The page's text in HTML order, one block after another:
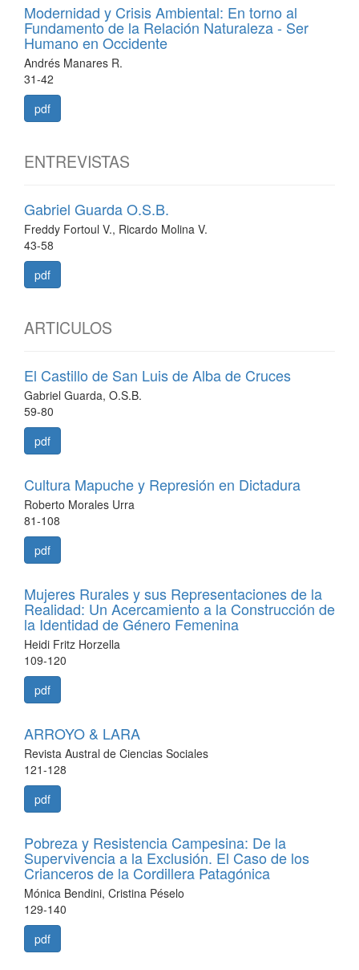
Modernidad y Crisis Ambiental: En torno al
Fundamento de la Relación Naturaleza - Ser
Humano en Occidente
Andrés Manares R.
31-42
pdf
ENTREVISTAS
Gabriel Guarda O.S.B.
Freddy Fortoul V., Ricardo Molina V.
43-58
pdf
ARTICULOS
El Castillo de San Luis de Alba de Cruces
Gabriel Guarda, O.S.B.
59-80
pdf
Cultura Mapuche y Represión en Dictadura
Roberto Morales Urra
81-108
pdf
Mujeres Rurales y sus Representaciones de la
Realidad: Un Acercamiento a la Construcción de
la Identidad de Género Femenina
Heidi Fritz Horzella
109-120
pdf
ARROYO & LARA
Revista Austral de Ciencias Sociales
121-128
pdf
Pobreza y Resistencia Campesina: De la
Supervivencia a la Exclusión. El Caso de los
Crianceros de la Cordillera Patagónica
Mónica Bendini, Cristina Péselo
129-140
pdf